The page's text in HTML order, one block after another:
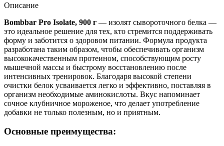
Описание
Bombbar Pro Isolate, 900 г — изолят сывороточного белка —
это идеальное решение для тех, кто стремится поддерживать
форму и заботится о здоровом питании. Формула продукта
разработана таким образом, чтобы обеспечивать организм
высококачественным протеином, способствующим росту
мышечной массы и быстрому восстановлению после
интенсивных тренировок. Благодаря высокой степени
очистки белок усваивается легко и эффективно, поставляя в
организм необходимые аминокислоты. Вкус напоминает
сочное клубничное мороженое, что делает употребление
добавки не только полезным, но и приятным.
Основные преимущества: